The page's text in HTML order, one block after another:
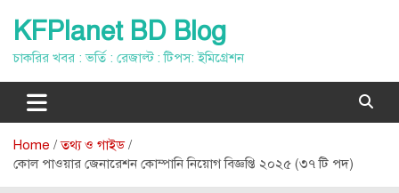
content
KFPlanet BD Blog
চাকরির খবর : ভর্তি : রেজাল্ট : টিপস: ইমিগ্রেশন
Home
তথ্য ও গাইড
কোল পাওয়ার জেনারেশন কোম্পানি নিয়োগ বিজ্ঞপ্তি ২০২৫ (৩৭ টি পদ)